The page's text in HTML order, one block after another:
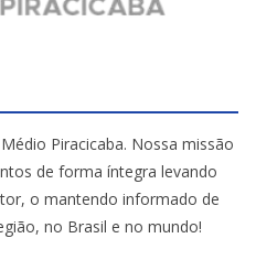
Piracicaba. Nossa missão
de forma íntegra levando
o mantendo informado de
no Brasil e no mundo!